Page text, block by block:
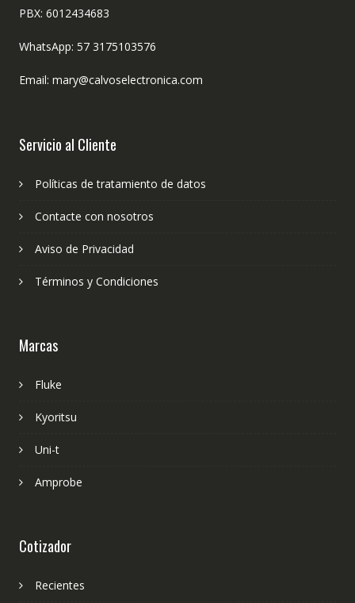
PBX: 6012434683
WhatsApp: 57 3175103576
Email: mary@calvoselectronica.com
Servicio al Cliente
Políticas de tratamiento de datos
Contacte con nosotros
Aviso de Privacidad
Términos y Condiciones
Marcas
Fluke
Kyoritsu
Uni-t
Amprobe
Cotizador
Recientes